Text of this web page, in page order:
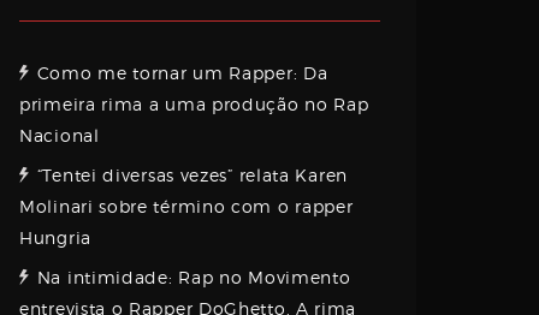
Como me tornar um Rapper: Da
primeira rima a uma produção no Rap
Nacional
“Tentei diversas vezes” relata Karen
Molinari sobre término com o rapper
Hungria
Na intimidade: Rap no Movimento
entrevista o Rapper DoGhetto. A rima